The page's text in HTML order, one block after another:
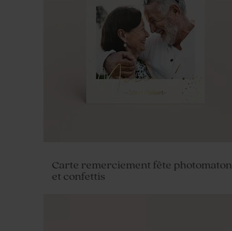
Yoyo en bois fête
Carte remerciement fête photomaton
et confettis